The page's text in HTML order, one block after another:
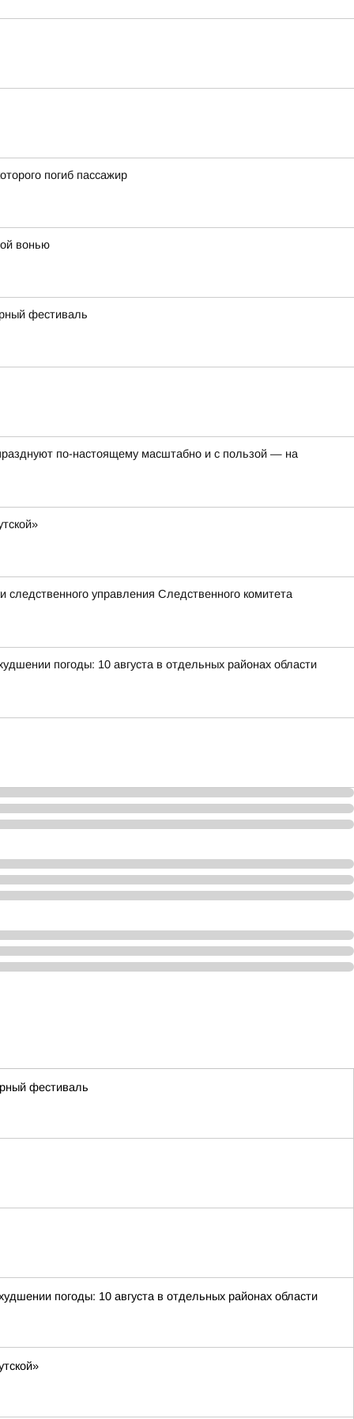
погиб пассажир
вонью
фестиваль
по-настоящему масштабно и с пользой — на
следственного управления Следственного комитета
погоды: 10 августа в отдельных районах области
фестиваль
погоды: 10 августа в отдельных районах области